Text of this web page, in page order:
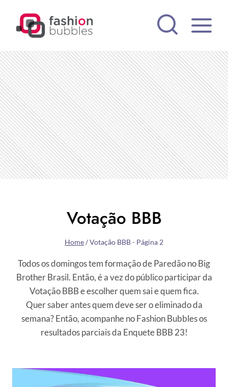
Votação BBB
Home/Votação BBB- Página 2
Todos os domingos tem formação de Paredão no Big
Brother Brasil. Então, é a vez do público participar da
Votação BBB e escolher quem sai e quem fica.
Quer saber antes quem deve ser o eliminado da
semana? Então, acompanhe no Fashion Bubbles os
resultados parciais da Enquete BBB 23!